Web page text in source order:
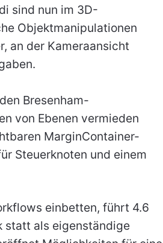
sind nun im 3D-
Objektmanipulationen
an der Kameraansicht
Bresenham-
von Ebenen vermieden
MarginContainer-
Steuerknoten und einem
einbetten, führt 4.6
statt als eigenständige